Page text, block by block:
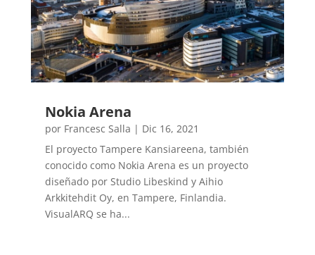
Nokia Arena
por Francesc Salla | Dic 16, 2021
El proyecto Tampere Kansiareena, también
conocido como Nokia Arena es un proyecto
diseñado por Studio Libeskind y Aihio
Arkkitehdit Oy, en Tampere, Finlandia.
VisualARQ se ha...